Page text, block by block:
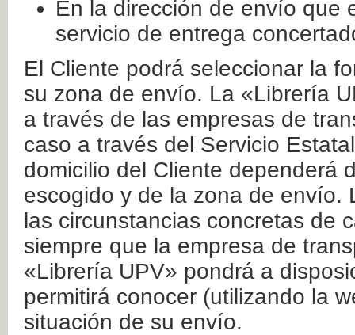
En la dirección de envío que
servicio de entrega
El Cliente podrá seleccionar la
su zona de envío. La «Librería
a través de las empresas de
caso a través del Servicio
domicilio del Cliente dependerá
escogido y de la zona de envío.
las circunstancias concretas de
siempre que la empresa de
«Librería UPV» pondrá a
permitirá conocer (utilizando la
situación de su envío.